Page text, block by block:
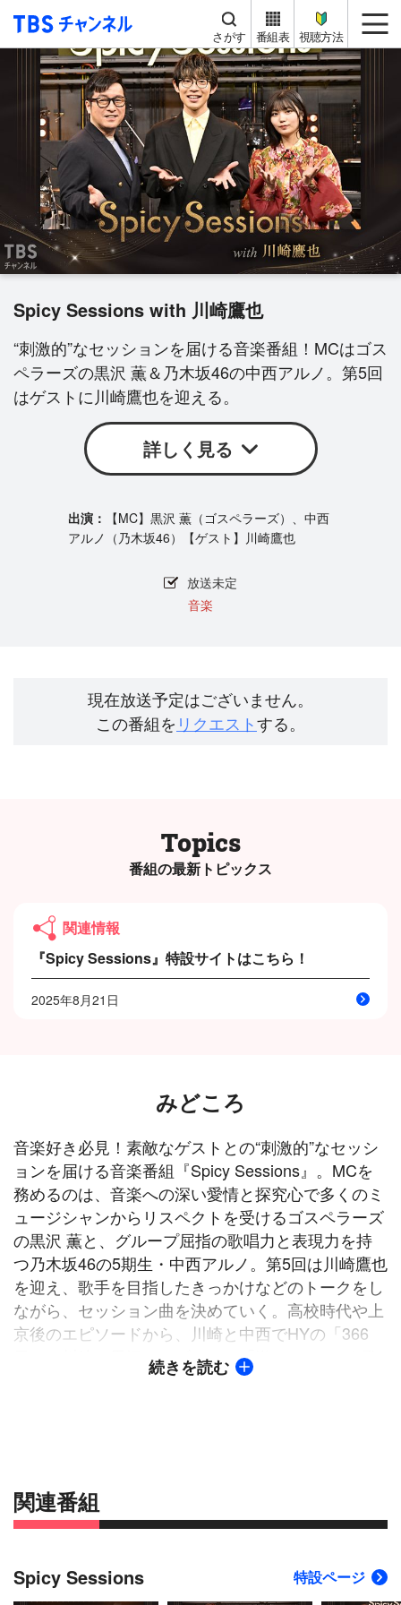
TBS チャンネル
さがす 番組表 視聴方法
Spicy Sessions with 川崎鷹也
“刺激的”なセッションを届ける音楽番組！MCはゴス
ペラーズの黒沢 薫＆乃木坂46の中西アルノ。第5回
はゲストに川崎鷹也を迎える。
詳しく見る
【MC】黒沢 薫（ゴスペラーズ）、中西
アルノ（乃木坂46）【ゲスト】川崎鷹也
放送未定
音楽
現在放送予定はございません。
この番組を リクエストする。
Topics
番組の最新トピックス
関連情報
『Spicy Sessions』特設サイトはこちら！
2025年8月21日
みどころ
音楽好き必見！素敵なゲストとの“刺激的”なセッシ
ョンを届ける音楽番組『Spicy Sessions』。MCを
務めるのは、音楽への深い愛情と探究心で多くのミ
ュージシャンからリスペクトを受けるゴスペラーズ
の黒沢 薫と、グループ屈指の歌唱力と表現力を持
つ乃木坂46の5期生・中西アルノ。第5回は川崎鷹也
を迎え、歌手を目指したきっかけなどのトークをし
ながら、セッション曲を決めていく。高校時代や上
京後のエピソードから、川崎と中西でHYの「366
日」、川崎と黒沢でコブクロの「轍-わだち-」を歌
うことに。「轍-わだち-」では中西がタンバリンで
をバンドの生演奏とともに届ける。
続きを読む
関連番組
Spicy Sessions 特設ページ